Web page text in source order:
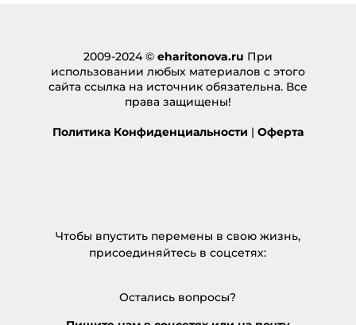
2009-2024 © eharitonova.ru При
использовании любых материалов с этого
сайта ссылка на источник обязательна. Все
права защищены!
Политика Конфиденциальности | Оферта
Чтобы впустить перемены в свою жизнь,
присоединяйтесь в соцсетях:
Остались вопросы?